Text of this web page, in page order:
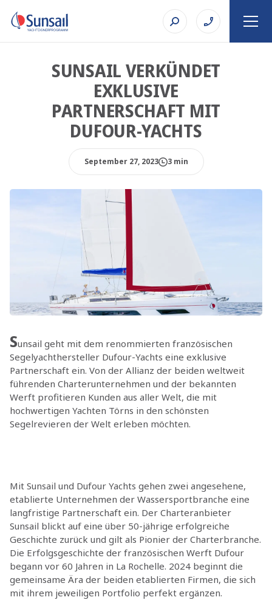
SUNSAIL VERKÜNDET
EXKLUSIVE
PARTNERSCHAFT MIT
DUFOUR-YACHTS
September 27, 2023 3 min
Sunsail geht mit dem renommierten französischen
SegelyachtherstellerDufour-Yachts eine exklusive
Partnerschaft ein. Von der Allianz der beiden weltweit
führenden Charterunternehmen und der bekannten
Werft profitieren Kunden aus aller Welt, die mit
hochwertigen Yachten Törns in den schönsten
Segelrevieren der Welt erleben möchten.
Mit Sunsail und Dufour Yachts gehen zwei angesehene,
etablierte Unternehmen der Wassersportbranche eine
langfristige Partnerschaft ein. Der Charteranbieter
Sunsail blickt auf eine über 50-jährige erfolgreiche
Geschichte zurück und gilt als Pionier der Charterbranche.
Die Erfolgsgeschichte der französischen Werft Dufour
begann vor 60 Jahren in La Rochelle. 2024 beginnt die
gemeinsame Ära der beiden etablierten Firmen, die sich
mit ihrem jeweiligen Portfolio perfekt ergänzen.